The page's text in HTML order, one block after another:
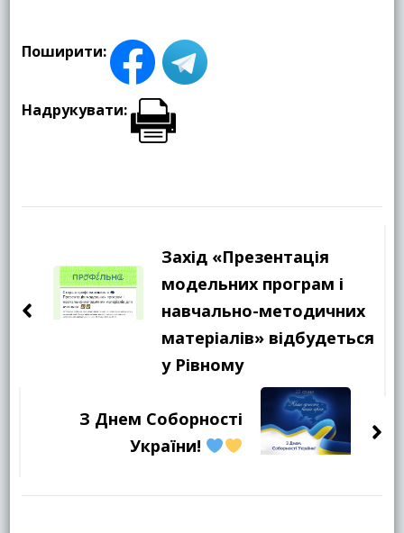
Поширити:
Надрукувати:
по
запису
Захід «Презентація
модельних програм і
навчально-методичних
матеріалів» відбудеться
у Рівному
З Днем Соборності
України!